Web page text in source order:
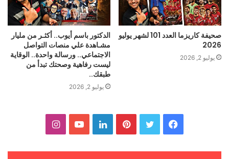
صحيفة كاريزما العدد 101 لشهر يوليو
2026
يوليو 2, 2026
الدكتور باسم أيوب.. أكثـر من مليار
مشـاهدة علي منصات التواصل
الاجتماعي.. ورسالة واحدة.. الوقاية
ليست رفاهية وصحتك تبدأ من
طبقك..
يوليو 2, 2026